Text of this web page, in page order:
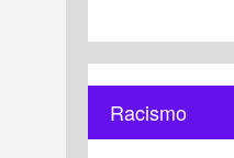
Racismo